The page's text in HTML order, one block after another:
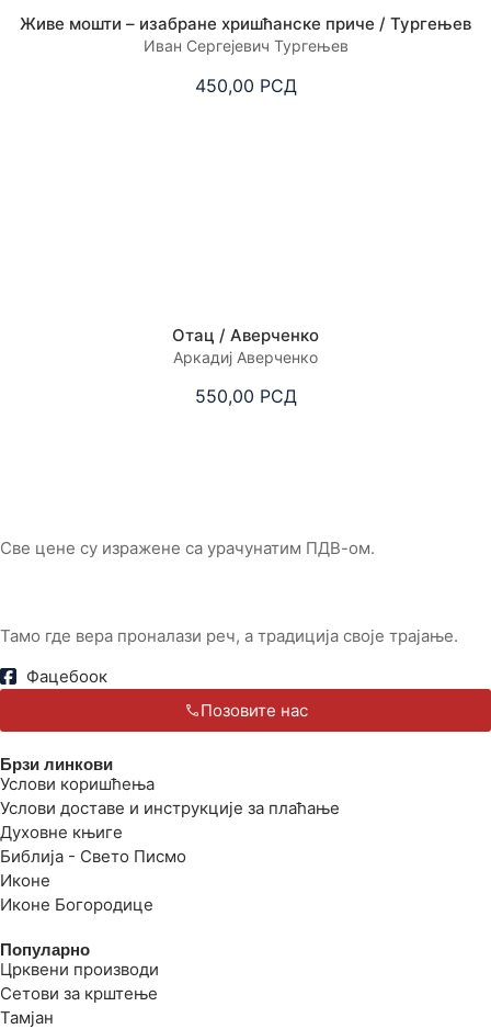
Живе мошти – изабране хришћанске приче / Тургењев
Иван Сергејевич Тургењев
450,00 РСД
Отац / Аверченко
Аркадиј Аверченко
550,00 РСД
Све цене су изражене са урачунатим ПДВ-ом.
Тамо где вера проналази реч, а традиција своје трајање.
Фацебоок
Позовите нас
Брзи линкови
Услови коришћења
Услови доставе и инструкције за плаћање
Духовне књиге
Библија - Свето Писмо
Иконе
Иконе Богородице
Популарно
Црквени производи
Сетови за крштење
Тамјан